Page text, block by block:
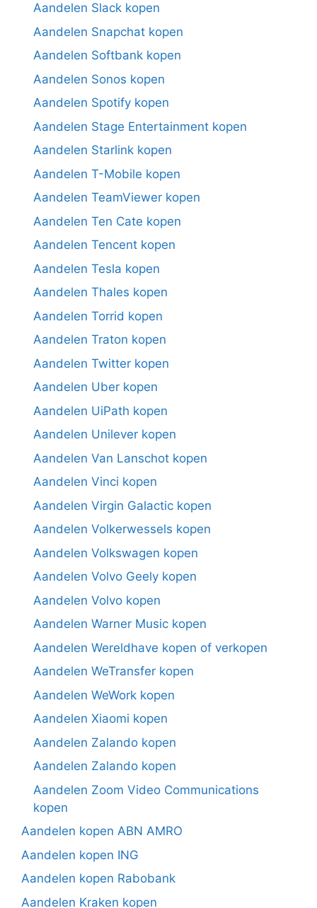
Aandelen Slack kopen
Aandelen Snapchat kopen
Aandelen Softbank kopen
Aandelen Sonos kopen
Aandelen Spotify kopen
Aandelen Stage Entertainment kopen
Aandelen Starlink kopen
Aandelen T-Mobile kopen
Aandelen TeamViewer kopen
Aandelen Ten Cate kopen
Aandelen Tencent kopen
Aandelen Tesla kopen
Aandelen Thales kopen
Aandelen Torrid kopen
Aandelen Traton kopen
Aandelen Twitter kopen
Aandelen Uber kopen
Aandelen UiPath kopen
Aandelen Unilever kopen
Aandelen Van Lanschot kopen
Aandelen Vinci kopen
Aandelen Virgin Galactic kopen
Aandelen Volkerwessels kopen
Aandelen Volkswagen kopen
Aandelen Volvo Geely kopen
Aandelen Volvo kopen
Aandelen Warner Music kopen
Aandelen Wereldhave kopen of verkopen
Aandelen WeTransfer kopen
Aandelen WeWork kopen
Aandelen Xiaomi kopen
Aandelen Zalando kopen
Aandelen Zalando kopen
Aandelen Zoom Video Communications
kopen
Aandelen kopen ABN AMRO
Aandelen kopen ING
Aandelen kopen Rabobank
Aandelen Kraken kopen